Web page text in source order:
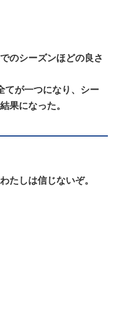
のシーズンほどの良さ
てが一つになり、シー
果になった。
たしは信じないぞ。